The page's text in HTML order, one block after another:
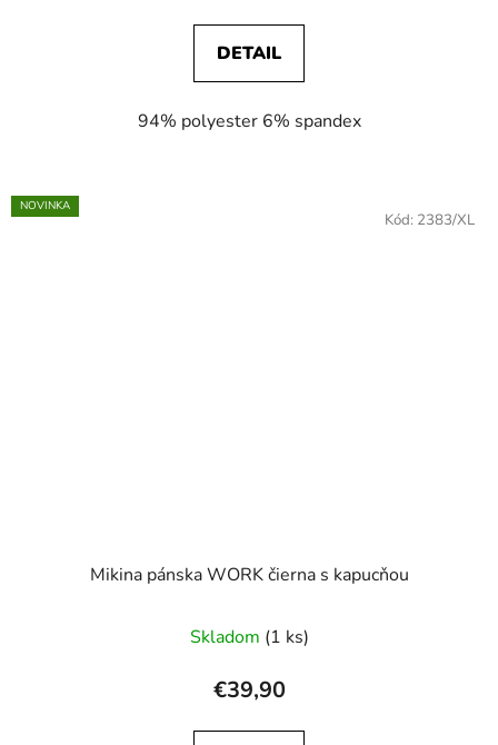
DETAIL
94% polyester 6% spandex
NOVINKA
Mikina pánska WORK čierna s kapucňou
Skladom (1 ks)
€39,90
Kód: 2383/XL